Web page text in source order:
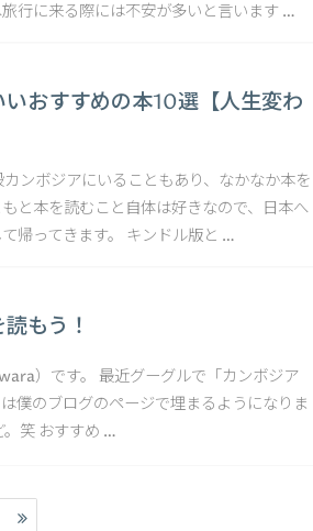
行に来る際には不安が多いと言います …
おすすめの本10選【人生変わ
ンボジアにいることもあり、なかなか本を
と本を読むこと自体は好きなので、日本へ
帰ってきます。 キンドル版と …
もう！
）です。 最近グーグルで「カンボジア
僕のブログのページで埋まるようになりま
。笑 おすすめ …